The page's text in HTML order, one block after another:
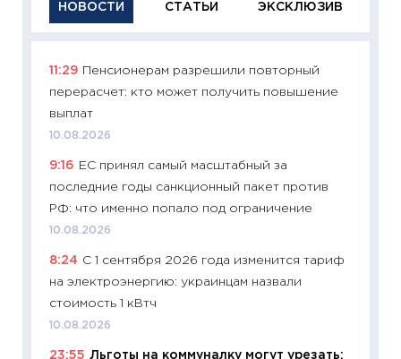
НОВОСТИ СТАТЬИ ЭКСКЛЮЗИВ
11:29
Пенсионерам разрешили повторный
перерасчет: кто может получить повышение
выплат
10.08.2026
9:16
ЕС принял самый масштабный за
последние годы санкционный пакет против
РФ: что именно попало под ограничение
10.08.2026
8:24 С 1 сентября 2026 года изменится тариф
на электроэнергию: украинцам назвали
стоимость 1 кВтч
10.08.2026
23:55 Льготы на коммуналку могут урезать: